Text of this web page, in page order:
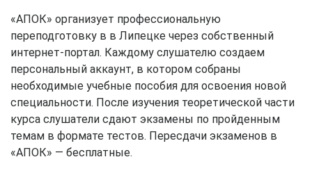
«АПОК» организует профессиональную
переподготовку в в Липецке через собственный
интернет-портал. Каждому слушателю создаем
персональный аккаунт, в котором собраны
необходимые учебные пособия для освоения новой
специальности. После изучения теоретической части
курса слушатели сдают экзамены по пройденным
темам в формате тестов. Пересдачи экзаменов в
«АПОК» — бесплатные.